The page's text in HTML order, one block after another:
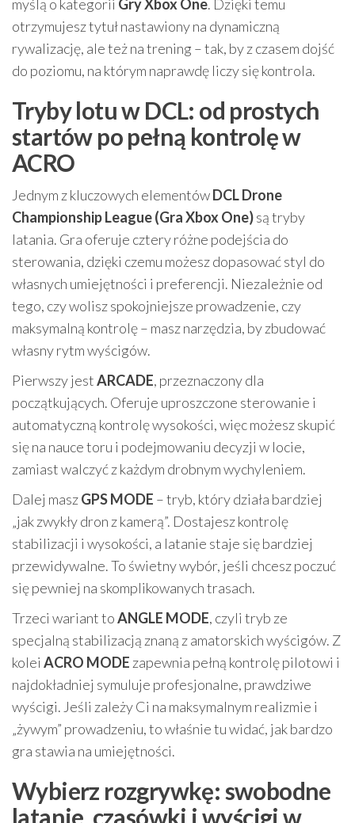
myślą o kategorii Gry Xbox One. Dzięki temu
otrzymujesz tytuł nastawiony na dynamiczną
rywalizację, ale też na trening – tak, by z czasem dojść
do poziomu, na którym naprawdę liczy się kontrola.
Tryby lotu w DCL: od prostych
startów po pełną kontrolę w
ACRO
Jednym z kluczowych elementówDCL Drone
Championship League (Gra Xbox One)są tryby
latania. Gra oferuje cztery różne podejścia do
sterowania, dzięki czemu możesz dopasować styl do
własnych umiejętności i preferencji. Niezależnie od
tego, czy wolisz spokojniejsze prowadzenie, czy
maksymalną kontrolę – masz narzędzia, by zbudować
własny rytm wyścigów.
Pierwszy jestARCADE, przeznaczony dla
początkujących. Oferuje uproszczone sterowanie i
automatyczną kontrolę wysokości, więc możesz skupić
się na nauce toru i podejmowaniu decyzji w locie,
zamiast walczyć z każdym drobnym wychyleniem.
Dalej maszGPS MODE – tryb, który działa bardziej
„jak zwykły dron z kamerą”. Dostajesz kontrolę
stabilizacji i wysokości, a latanie staje się bardziej
przewidywalne. To świetny wybór, jeśli chcesz poczuć
się pewniej na skomplikowanych trasach.
Trzeci wariant toANGLE MODE, czyli tryb ze
specjalną stabilizacją znaną z amatorskich wyścigów. Z
kolei ACRO MODE zapewnia pełną kontrolę pilotowi i
najdokładniej symuluje profesjonalne, prawdziwe
wyścigi. Jeśli zależy Ci na maksymalnym realizmie i
„żywym” prowadzeniu, to właśnie tu widać, jak bardzo
gra stawia na umiejętności.
Wybierz rozgrywkę: swobodne
latanie, czasówki i wyścigi w